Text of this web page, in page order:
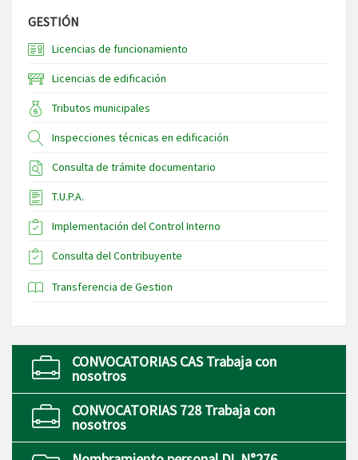
GESTIÓN
Licencias de funcionamiento
Licencias de edificación
Tributos municipales
Inspecciones técnicas en edificación
Consulta de trámite documentario
T.U.P.A.
Implementación del Control Interno
Consulta del Contribuyente
Transferencia de Gestion
CONVOCATORIAS CAS Trabaja con
nosotros
CONVOCATORIAS 728 Trabaja con
nosotros